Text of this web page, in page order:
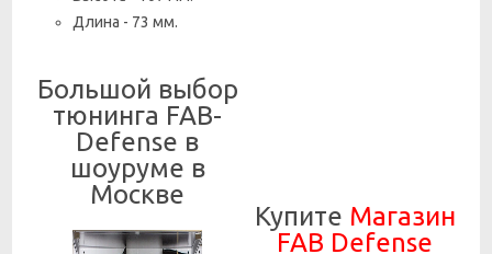
Длина - 73 мм.
Большой выбор
тюнинга FAB-
Defense в
шоуруме в
Москве
Купите Магазин
FAB Defense